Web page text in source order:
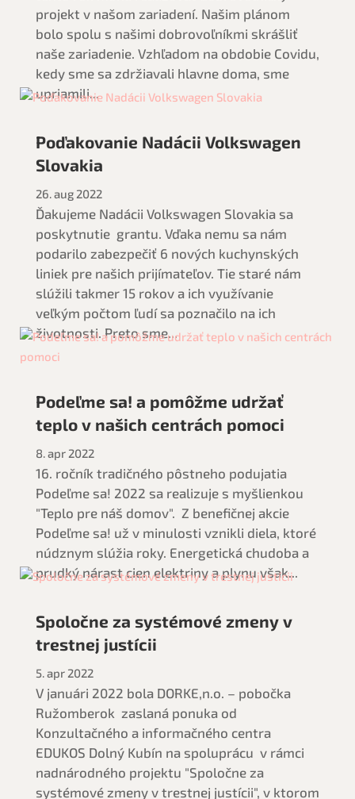
projekt v našom zariadení. Našim plánom
bolo spolu s našimi dobrovoľníkmi skrášliť
naše zariadenie. Vzhľadom na obdobie Covidu,
kedy sme sa zdržiavali hlavne doma, sme
upriamili...
Poďakovanie Nadácii Volkswagen
Slovakia
26. aug 2022
Ďakujeme Nadácii Volkswagen Slovakia sa
poskytnutie grantu. Vďaka nemu sa nám
podarilo zabezpečiť 6 nových kuchynských
liniek pre našich prijímateľov. Tie staré nám
slúžili takmer 15 rokov a ich využívanie
veľkým počtom ľudí sa poznačilo na ich
životnosti. Preto sme...
Podeľme sa! a pomôžme udržať
teplo v našich centrách pomoci
8. apr 2022
16. ročník tradičného pôstneho podujatia
Podeľme sa! 2022 sa realizuje s myšlienkou
"Teplo pre náš domov". Z benefičnej akcie
Podeľme sa! už v minulosti vznikli diela, ktoré
núdznym slúžia roky. Energetická chudoba a
prudký nárast cien elektriny a plynu však...
Spoločne za systémové zmeny v
trestnej justícii
5. apr 2022
V januári 2022 bola DORKE,n.o. – pobočka
Ružomberok zaslaná ponuka od
Konzultačného a informačného centra
EDUKOS Dolný Kubín na spoluprácu v rámci
nadnárodného projektu "Spoločne za
systémové zmeny v trestnej justícii", v ktorom